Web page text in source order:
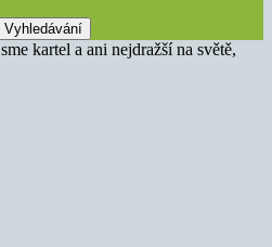
kartel a ani nejdražší na světě,